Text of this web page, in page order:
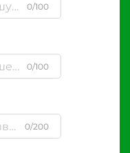
0/100
0/100
0/200